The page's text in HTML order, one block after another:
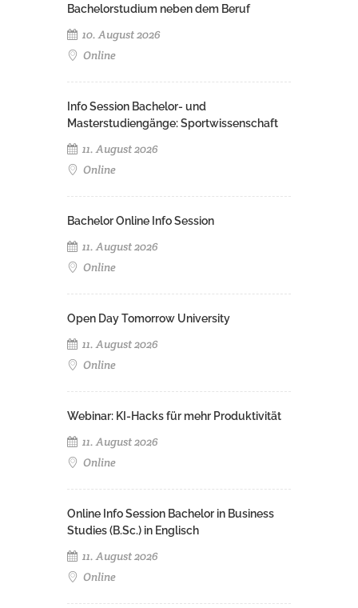
Bachelorstudium neben dem Beruf
10. August 2026
Online
Info Session Bachelor- und
Masterstudiengänge: Sportwissenschaft
11. August 2026
Online
Bachelor Online Info Session
11. August 2026
Online
Open Day Tomorrow University
11. August 2026
Online
Webinar: KI-Hacks für mehr Produktivität
11. August 2026
Online
Online Info Session Bachelor in Business
Studies (B.Sc.) in Englisch
11. August 2026
Online